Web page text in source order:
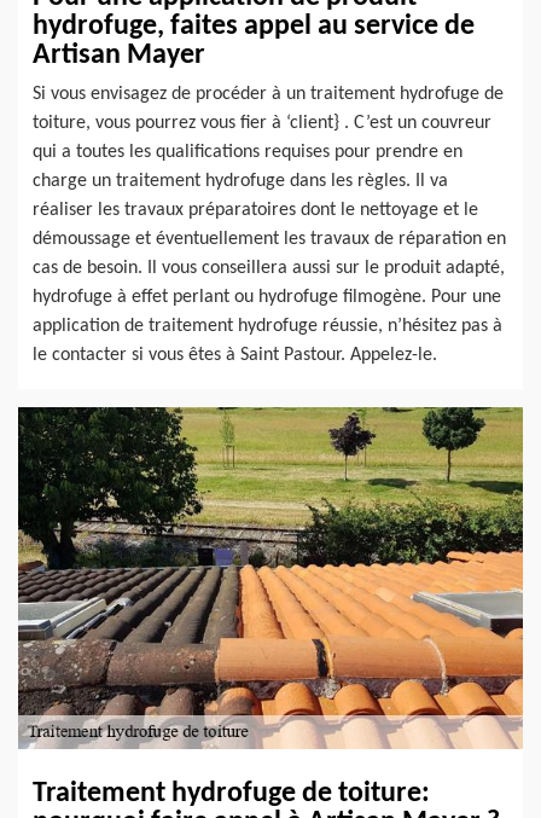
hydrofuge, faites appel au service de
Artisan Mayer
Si vous envisagez de procéder à un traitement hydrofuge de
toiture, vous pourrez vous fier à ‘client} . C’est un couvreur
qui a toutes les qualifications requises pour prendre en
charge un traitement hydrofuge dans les règles. Il va
réaliser les travaux préparatoires dont le nettoyage et le
démoussage et éventuellement les travaux de réparation en
cas de besoin. Il vous conseillera aussi sur le produit adapté,
hydrofuge à effet perlant ou hydrofuge filmogène. Pour une
application de traitement hydrofuge réussie, n’hésitez pas à
le contacter si vous êtes à Saint Pastour. Appelez-le.
Traitement hydrofuge de toiture: